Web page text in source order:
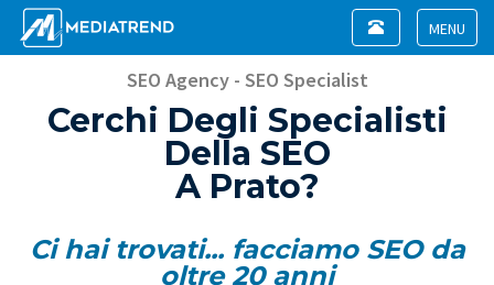
Toggle
Toggle
navigation
SEO Agency - SEO Specialist
Cerchi Degli Specialisti
Della SEO
A Prato?
Ci hai trovati... facciamo SEO da
oltre 20 anni